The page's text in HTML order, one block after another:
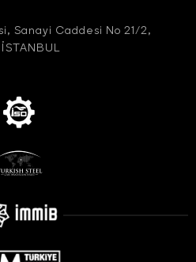
Sanayi Caddesi No 21/2,